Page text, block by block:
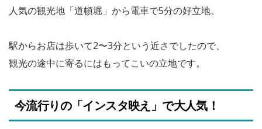
人気の観光地「道頓堀」から電車で5分の好立地。
駅からお店は歩いて2〜3分という近さでしたので、
観光の途中に寄るにはもってこいの立地です。
今流行りの「インスタ映え」で大人気！